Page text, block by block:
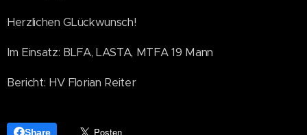
Herzlichen GLückwunsch!
Im Einsatz: BLFA, LASTA, MTFA 19 Mann
Bericht: HV Florian Reiter
Share